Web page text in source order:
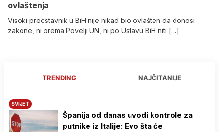
ovlaštenja
Visoki predstavnik u BiH nije nikad bio ovlašten da donosi
zakone, ni prema Povelji UN, ni po Ustavu BiH niti […]
TRENDING NAJČITANIJE
SVIJET
Španija od danas uvodi kontrole za
putnike iz Italije: Evo šta će